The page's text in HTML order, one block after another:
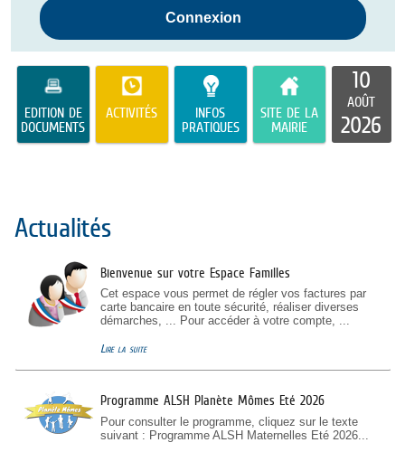
EDITION DE
DOCUMENTS
ACTIVITÉS
INFOS
PRATIQUES
SITE DE LA
MAIRIE
10
AOÛT
2026
Actualités
Bienvenue sur votre Espace Familles
Cet espace vous permet de régler vos factures par
carte bancaire en toute sécurité, réaliser diverses
démarches, ... Pour accéder à votre compte, ...
Lire la suite
Programme ALSH Planète Mômes Eté 2026
Pour consulter le programme, cliquez sur le texte
suivant : Programme ALSH Maternelles Eté 2026...